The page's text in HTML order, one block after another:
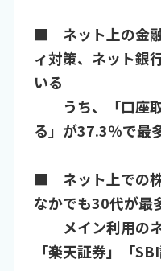
■ ネット上の金融
ィ対策、ネット銀
いる
うち、「口座取
る」が37.3％で最
■ ネット上での株
なかでも30代が最
メイン利用のネ
「楽天証券」「